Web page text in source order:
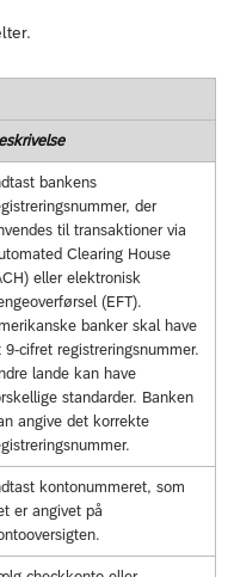
bankens
der
til transaktioner via
Clearing House
eller elektronisk
(EFT).
banker skal have
9-cifret registreringsnummer.
lande kan have
standarder. Banken
angive det korrekte
kontonummeret, som
er angivet på